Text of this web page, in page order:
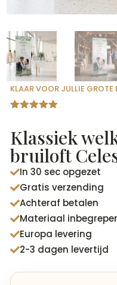
KLAAR VOOR JULLIE GROTE
5
gebaseerd
op
klantbeoord
elingen
Klassiek
bruiloft
In 30 sec opgezet
Gratis verzending
Achteraf betalen
Materiaal
Europa levering
2-3 dagen levertijd